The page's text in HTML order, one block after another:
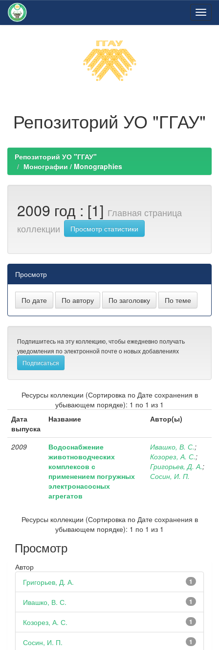
Репозиторий УО "ГГАУ"
Репозиторий УО "ГГАУ"
Монографии / Monographies
2009 год : [1] Главная страница
коллекции
Просмотр статистики
Просмотр
Подпишитесь на эту коллекцию, чтобы ежедневно получать
уведомления по электронной почте о новых добавлениях
Ресурсы коллекции (Сортировка по Дате сохранения в
убывающем порядке): 1 по 1 из 1
Дата
выпуска
Название Автор(ы)
2009
Водоснабжение
животноводческих
комплексов с
применением погружных
электронасосных
агрегатов
Ивашко, В. С.;
Козорез, А. С.;
Григорьев, Д. А.;
Сосин, И. П.
Ресурсы коллекции (Сортировка по Дате сохранения в
убывающем порядке): 1 по 1 из 1
Просмотр
Автор
1
Григорьев, Д. А.
1
Ивашко, В. С.
1
Козорез, А. С.
1
Сосин, И. П.